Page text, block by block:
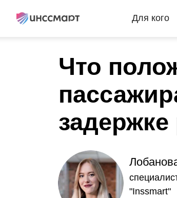
Для кого
Что
задержке
"Inssmart"